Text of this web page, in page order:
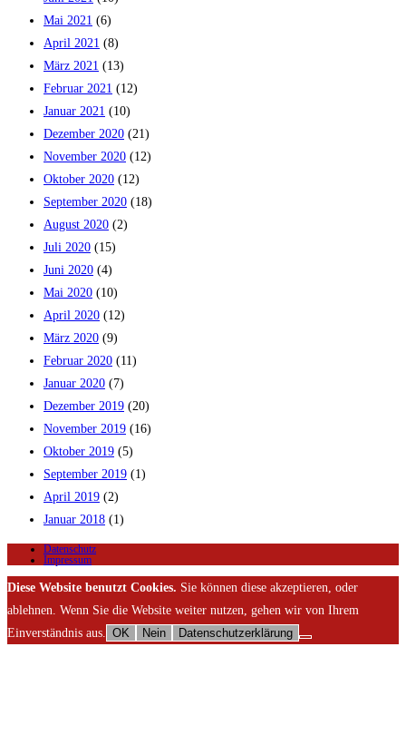
Mai 2021 (6)
April 2021 (8)
März 2021 (13)
Februar 2021 (12)
Januar 2021 (10)
Dezember 2020 (21)
November 2020 (12)
Oktober 2020 (12)
September 2020 (18)
August 2020 (2)
Juli 2020 (15)
Juni 2020 (4)
Mai 2020 (10)
April 2020 (12)
März 2020 (9)
Februar 2020 (11)
Januar 2020 (7)
Dezember 2019 (20)
November 2019 (16)
Oktober 2019 (5)
September 2019 (1)
April 2019 (2)
Januar 2018 (1)
Datenschutz
Impressum
Diese Website benutzt Cookies. Sie können diese akzeptieren, oder
ablehnen. Wenn Sie die Website weiter nutzen, gehen wir von Ihrem
Einverständnis aus.
OK Nein Datenschutzerklärung